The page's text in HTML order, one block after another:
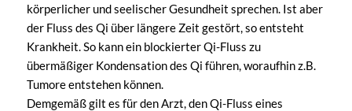
körperlicher und seelischer Gesundheit sprechen. Ist aber
der Fluss des Qi über längere Zeit gestört, so entsteht
Krankheit. So kann ein blockierter Qi-Fluss zu
übermäßiger Kondensation des Qi führen, woraufhin z.B.
Tumore entstehen können.
Demgemäß gilt es für den Arzt, den Qi-Fluss eines